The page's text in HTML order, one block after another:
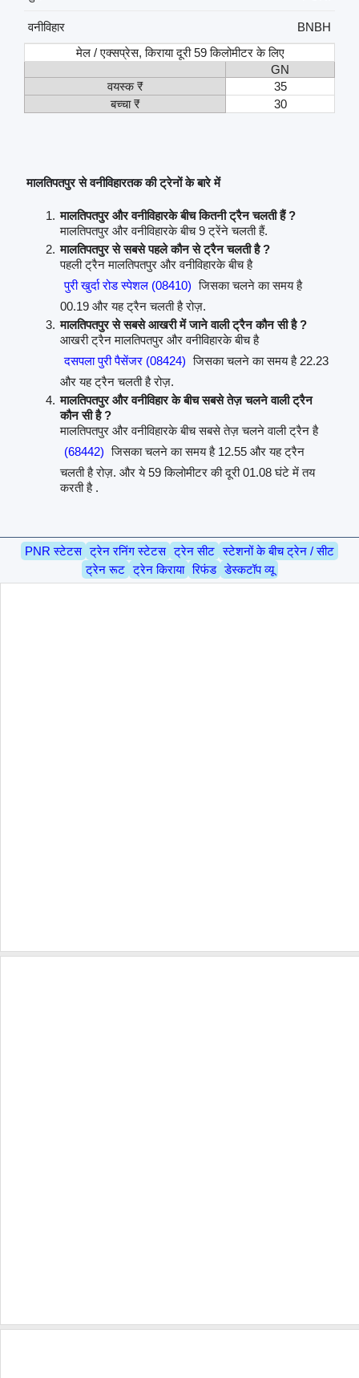
वनीविहार
BNBH
मेल / एक्सप्रेस, किराया दूरी 59 किलोमीटर के लिए
GN
वयस्क ₹
35
बच्चा ₹
30
मालतिपतपुर से वनीविहारतक की ट्रेनों के बारे में
मालतिपतपुर और वनीविहारके बीच कितनी ट्रैन चलती हैं ?
मालतिपतपुर और वनीविहारके बीच 9 ट्रेंने चलती हैं.
मालतिपतपुर से सबसे पहले कौन से ट्रैन चलती है ?
पहली ट्रैन मालतिपतपुर और वनीविहारके बीच है
पुरी खुर्दा रोड स्पेशल (08410) जिसका चलने का समय है
00.19 और यह ट्रैन चलती है रोज़.
मालतिपतपुर से सबसे आखरी में जाने वाली ट्रैन कौन सी है ?
आखरी ट्रैन मालतिपतपुर और वनीविहारके बीच है
दसपला पुरी पैसेंजर (08424) जिसका चलने का समय है 22.23
और यह ट्रैन चलती है रोज़.
मालतिपतपुर और वनीविहार के बीच सबसे तेज़ चलने वाली ट्रैन
कौन सी है ?
मालतिपतपुर और वनीविहारके बीच सबसे तेज़ चलने वाली ट्रैन है
(68442) जिसका चलने का समय है 12.55 और यह ट्रैन
चलती है रोज़. और ये 59 किलोमीटर की दूरी 01.08 घंटे में तय
करती है .
PNR स्टेटस ट्रेन रनिंग स्टेटस ट्रेन सीट स्टेशनों के बीच ट्रेन / सीट
ट्रेन रूट ट्रेन किराया रिफंड डेस्कटॉप व्यू